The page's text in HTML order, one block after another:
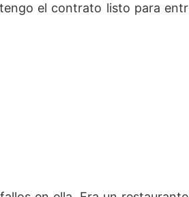
el contrato listo para entr